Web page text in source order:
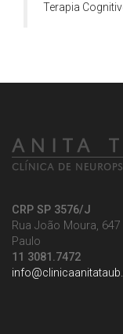
Terapia
CRP SP 3576/J
Rua João Moura,
Paulo
11 3081.7472